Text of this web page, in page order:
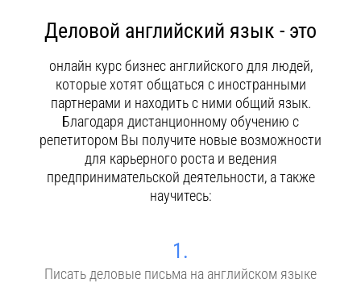
Деловой английский язык - это
онлайн курс бизнес английского для людей,
которые хотят общаться с иностранными
партнерами и находить с ними общий язык.
Благодаря дистанционному обучению с
репетитором Вы получите новые возможности
для карьерного роста и ведения
предпринимательской деятельности, а также
научитесь:
1.
Писать деловые письма на английском языке